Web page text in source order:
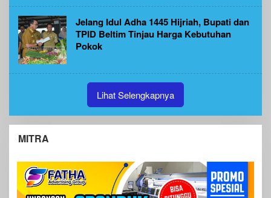
Jelang Idul Adha 1445 Hijriah, Bupati dan
TPID Beltim Tinjau Harga Kebutuhan
Pokok
Lihat Selengkapnya
MITRA